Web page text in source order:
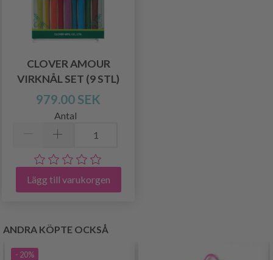
CLOVER AMOUR
VIRKNÅL SET (9 STL)
979.00 SEK
Antal
Lägg till varukorgen
ANDRA KÖPTE OCKSÅ
- 20%